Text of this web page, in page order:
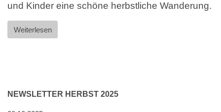
und Kinder eine schöne herbstliche Wanderung.
Weiterlesen
NEWSLETTER HERBST 2025